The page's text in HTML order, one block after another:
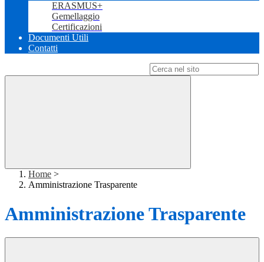
ERASMUS+
Gemellaggio
Certificazioni
Documenti Utili
Contatti
Home >
Amministrazione Trasparente
Amministrazione Trasparente